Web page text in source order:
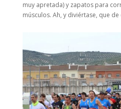
muy apretada) y zapatos para
músculos. Ah, y diviértase, que